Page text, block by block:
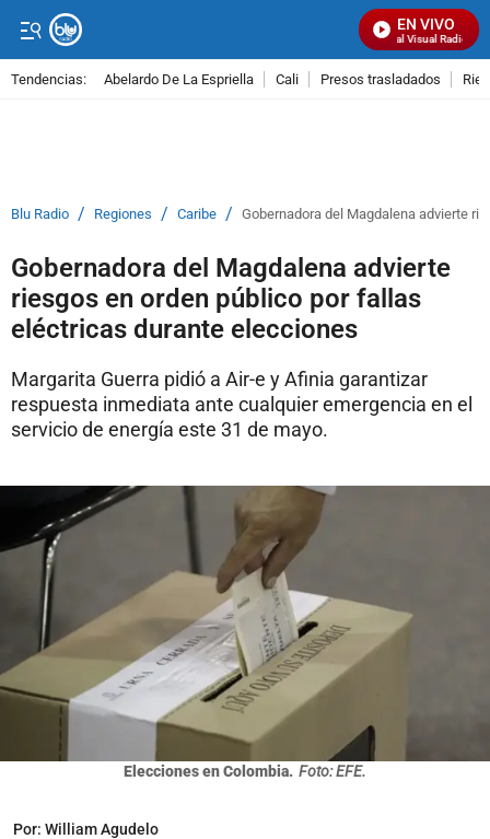
EN VIVO
Señal Visual Radio
Tendencias: Abelardo De La Espriella Cali Presos trasladados
Blu Radio / Regiones / Caribe / Gobernadora del Magdalena advierte
Gobernadora del Magdalena advierte
riesgos en orden público por fallas
eléctricas durante elecciones
Margarita Guerra pidió a Air-e y Afinia garantizar
respuesta inmediata ante cualquier emergencia en el
servicio de energía este 31 de mayo.
Elecciones en Colombia. Foto: EFE.
Por: William Agudelo